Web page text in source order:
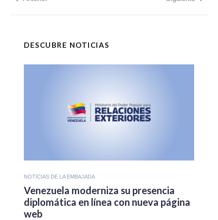
DESCUBRE NOTICIAS
NOTICIAS DE LA EMBAJADA
Venezuela moderniza su presencia
diplomática en línea con nueva página
web